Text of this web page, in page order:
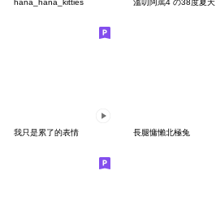
我只是累了的表情 長腿慵懶北極兔